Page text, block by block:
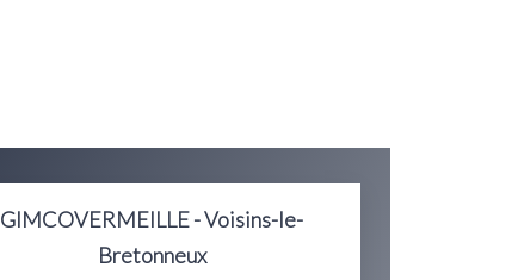
GIMCOVERMEILLE - Voisins-le-
Bretonneux